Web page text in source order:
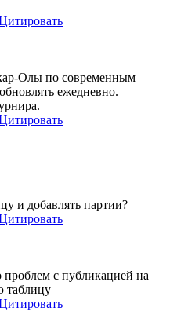
Олы по современным
ежедневно.
и добавлять партии?
проблем с публикацией на
таблицу